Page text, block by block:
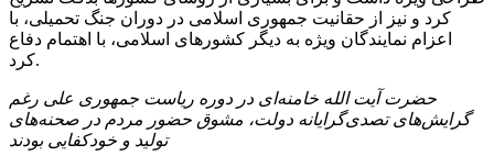
کرد و نیز از حقانیت جمهوری اسلامی در دوران جنگ تحمیلی، با
اعزام نمایندگان ویژه به دیگر کشورهای اسلامی، با اهتمام دفاع
کرد.
حضرت آیت الله خامنه‌ای در دوره ریاست جمهوری علی رغم
گرایش‌های تصدی‌گرایانه دولت، مشوق حضور مردم در صحنه‌های
تولید و خودکفایی بودند